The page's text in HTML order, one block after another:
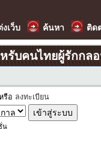
เว็บ ค้นหา ติด
รับคนไทยผู้รักกล
รือ ลงทะเบียน
น